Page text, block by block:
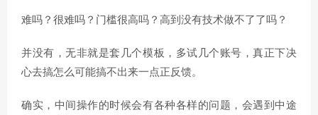
难吗？很难吗？门槛很高吗？高到没有技术做不了了吗？
并没有，无非就是套几个模板，多试几个账号，真正下决
心去搞怎么可能搞不出来一点正反馈。
确实，中间操作的时候会有各种各样的问题，会遇到中途